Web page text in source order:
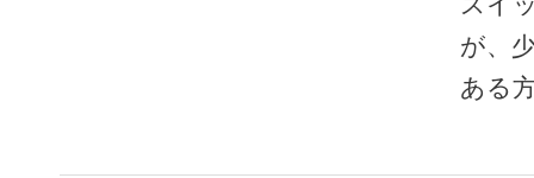
が、
ある